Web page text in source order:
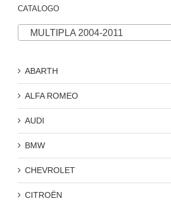
CATALOGO
MULTIPLA 2004-2011
ABARTH
ALFA ROMEO
AUDI
BMW
CHEVROLET
CITROËN